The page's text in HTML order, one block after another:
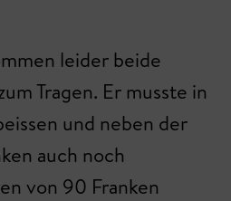
leider beide
Tragen. Er musste in
und neben der
auch noch
von 90 Franken